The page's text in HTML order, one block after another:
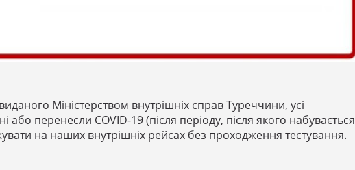
Міністерством внутрішніх справ Туреччини, усі
або перенесли COVID-19 (після періоду, після якого набувається
на наших внутрішніх рейсах без проходження тестування.